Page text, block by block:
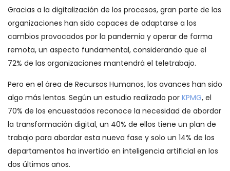
Gracias a la digitalización de los procesos, gran parte de las
organizaciones han sido capaces de adaptarse a los
cambios provocados por la pandemia y operar de forma
remota, un aspecto fundamental, considerando que el
72% de las organizaciones mantendrá el teletrabajo.
Pero en el área de Recursos Humanos, los avances han sido
algo más lentos. Según un estudio realizado por KPMG, el
70% de los encuestados reconoce la necesidad de abordar
la transformación digital, un 40% de ellos tiene un plan de
trabajo para abordar esta nueva fase y solo un 14% de los
departamentos ha invertido en inteligencia artificial en los
dos últimos años.